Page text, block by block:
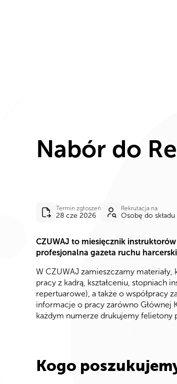
Nabór do
Termin zgłoszeń
28 cze 2026
Rekrutacja na
Osobę do składu
CZUWAJ to miesięcznik
profesjonalna gazeta ruchu
W CZUWAJ zamieszczamy
pracy z kadrą, kształceniu, stopniach
repertuarowe), a także o współpracy
informacje o pracy zarówno Głównej
każdym numerze drukujemy
Kogo